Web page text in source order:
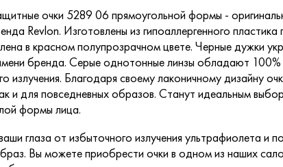
очки 5289 06 прямоугольной формы -
Revlon. Изготовлены из гипоаллергенного
в красном полупрозрачном цвете. Черные дужки
бренда. Серые однотонные линзы обладают
излучения. Благодаря своему лаконичному дизайну
и для повседневных образов. Станут идеальным
формы лица.
глаза от избыточного излучения ультрафиолета и
Вы можете приобрести очки в одном из наших